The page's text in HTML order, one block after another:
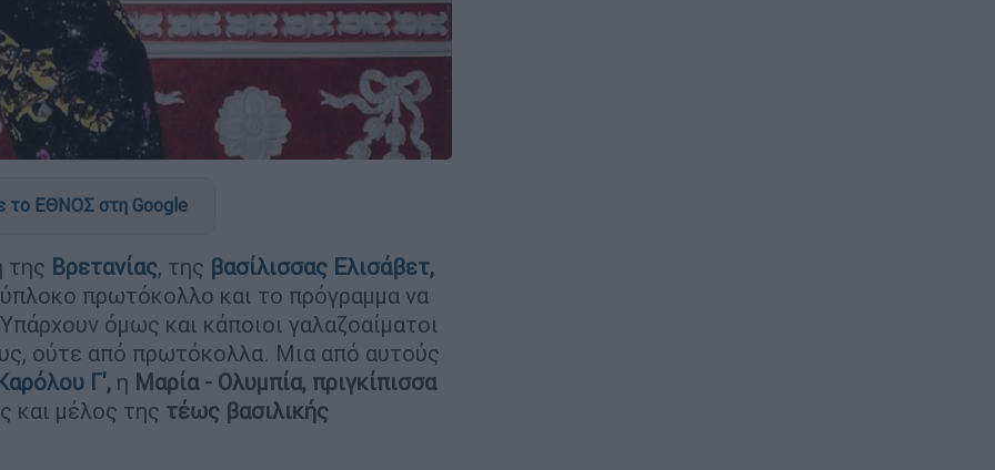
το ΕΘΝΟΣ στη Google
της Βρετανίας, της βασίλισσας Ελισάβετ,
πρωτόκολλο και το πρόγραμμα να
όμως και κάποιοι γαλαζοαίματοι
ούτε από πρωτόκολλα. Μια από αυτούς
Γ', η Μαρία - Ολυμπία, πριγκίπισσα
και μέλος της τέως βασιλικής